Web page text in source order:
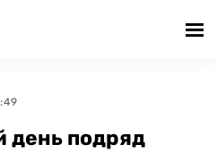
день подряд